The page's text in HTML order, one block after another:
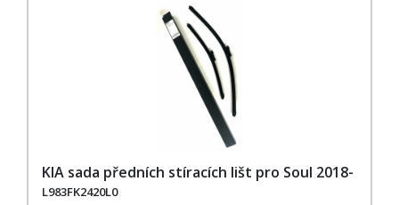
KIA sada předních stíracích lišt pro Soul 2018-
L983FK2420L0